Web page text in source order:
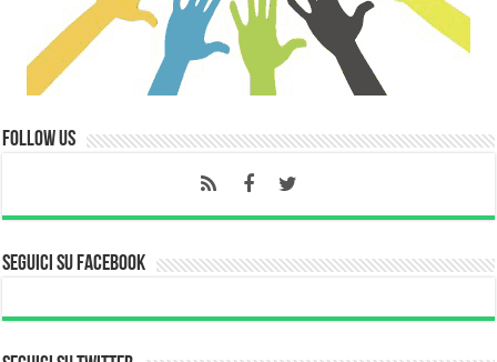
Follow Us
Seguici su Facebook